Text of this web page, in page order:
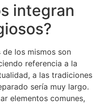
integran
los mismos son
referencia a la
a las tradiciones
sería muy largo.
elementos comunes,